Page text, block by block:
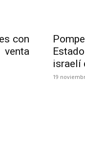
con
israelí
19